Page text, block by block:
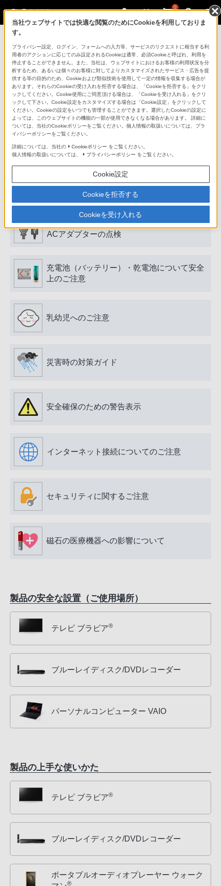
0
製品を安全に、安心してご使用いただ
くために
日常の清掃・点検が大切です。安全のため取扱説明書を
よく読みましょう。
製品に関する重要なお知らせ
安全で上手な使いかた
愛情点検のおすすめ
電源プラグ・コード、USB端子・ケーブル、
ACアダプターの点検
充電池（バッテリー）・乾電池について安全
上のご注意
乳幼児へのご注意
災害時の対策ガイド
安全確保のための警告表示
インターネット接続についてのご注意
セキュリティに関するご注意
磁石の医療機器への影響について
製品の安全な設置（ご使用場所）
テレビ ブラビア®
ブルーレイディスク/DVDレコーダー
パーソナルコンピューター VAIO
製品の上手な使いかた
テレビ ブラビア®
ブルーレイディスク/DVDレコーダー
ポータブルオーディオプレーヤー ウォーク
®
当社ウェブサイトでは快適な閲覧のためにCookieを利用しておりま
す。
プライバシー設定、ログイン、フォームへの入力等、サービスのリクエストに相当する利
用者のアクションに応じてのみ設定されるCookieは通常、必須Cookieと呼ばれ、利用を
停止することができません。また、当社は、ウェブサイトにおけるお客様の利用状況を分
析するため、あるいは個々のお客様に対してよりカスタマイズされたサービス・広告を提
供する等の目的のため、Cookieおよび類似技術を使用して一定の情報を収集する場合が
あります。それらのCookieの受け入れを拒否する場合は、「Cookieを拒否する」をクリ
ックしてください。Cookie使用にご同意頂ける場合は、「Cookieを受け入れる」をクリ
ックして下さい。Cookie設定をカスタマイズする場合は「Cookie設定」をクリックして
ください。Cookieの設定をいつでも管理することができます。選択したCookieの設定に
よっては、このウェブサイトの機能の一部が使用できなくなる場合があります。 詳細に
ついては、当社のCookieポリシーをご覧ください。個人情報の取扱いについては、プラ
イバシーポリシーをご覧ください。
詳細については、当社の Cookieポリシー をご覧ください。
個人情報の取扱いについては、
プライバシーポリシー をご覧ください。
Cookie設定
Cookieを拒否する
Cookieを受け入れる